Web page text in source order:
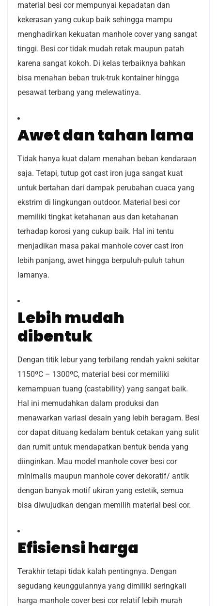
material besi cor mempunyai kepadatan dan
kekerasan yang cukup baik sehingga mampu
menghadirkan kekuatan manhole cover yang sangat
tinggi. Besi cor tidak mudah retak maupun patah
karena sangat kokoh. Di kelas terbaiknya bahkan
bisa menahan beban truk-truk kontainer hingga
pesawat terbang yang melewatinya.
Awet dan tahan lama
Tidak hanya kuat dalam menahan beban kendaraan
saja. Tetapi, tutup got cast iron juga sangat kuat
untuk bertahan dari dampak perubahan cuaca yang
ekstrim di lingkungan outdoor. Material besi cor
memiliki tingkat ketahanan aus dan ketahanan
terhadap korosi yang cukup baik. Hal ini tentu
menjadikan masa pakai manhole cover cast iron
lebih panjang, awet hingga berpuluh-puluh tahun
lamanya.
Lebih mudah
dibentuk
Dengan titik lebur yang terbilang rendah yakni sekitar
1150ºC – 1300ºC, material besi cor memiliki
kemampuan tuang (castability) yang sangat baik.
Hal ini memudahkan dalam produksi dan
menawarkan variasi desain yang lebih beragam. Besi
cor dapat dituang kedalam bentuk cetakan yang sulit
dan rumit untuk mendapatkan bentuk benda yang
diinginkan. Mau model manhole cover besi cor
minimalis maupun manhole cover dekoratif/ antik
dengan banyak motif ukiran yang estetik, semua
bisa diwujudkan dengan memilih material besi cor.
Efisiensi harga
Terakhir tetapi tidak kalah pentingnya. Dengan
segudang keunggulannya yang dimiliki seringkali
harga manhole cover besi cor relatif lebih murah